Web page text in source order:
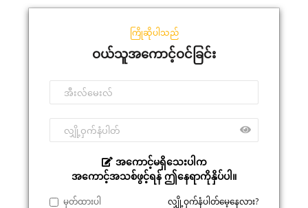
ကြိုဆိုပါသည်
ဝယ်သူအကောင့်ဝင်ခြင်း
အကောင့်မရှိသေးပါက
အကောင့်အသစ်ဖွင့်ရန် ဤနေရာကိုနှိပ်ပါ။
မှတ်ထားပါ လျှို့ဝှက်နံပါတ်မေ့နေလား?